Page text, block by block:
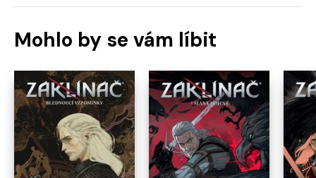
Mohlo by se vám líbit